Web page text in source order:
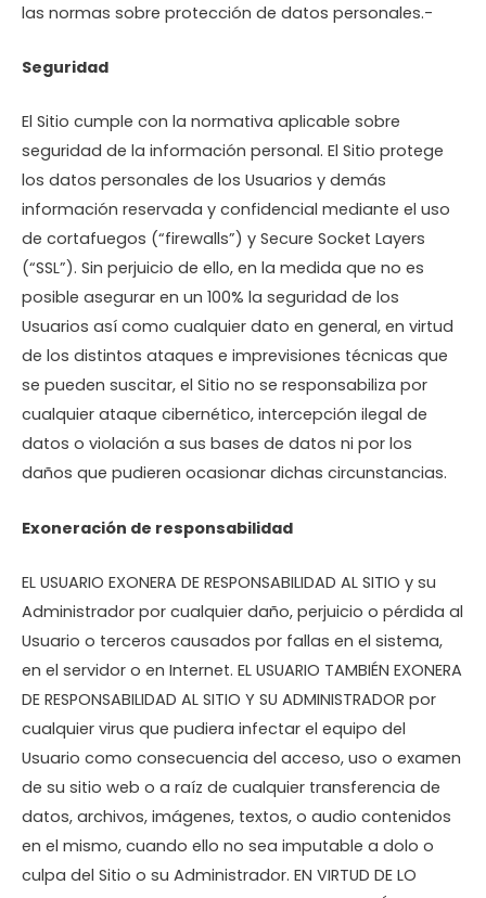
las normas sobre protección de datos personales.-
Seguridad
El Sitio cumple con la normativa aplicable sobre
seguridad de la información personal. El Sitio protege
los datos personales de los Usuarios y demás
información reservada y confidencial mediante el uso
de cortafuegos (“firewalls”) y Secure Socket Layers
(“SSL”). Sin perjuicio de ello, en la medida que no es
posible asegurar en un 100% la seguridad de los
Usuarios así como cualquier dato en general, en virtud
de los distintos ataques e imprevisiones técnicas que
se pueden suscitar, el Sitio no se responsabiliza por
cualquier ataque cibernético, intercepción ilegal de
datos o violación a sus bases de datos ni por los
daños que pudieren ocasionar dichas circunstancias.
Exoneración de responsabilidad
EL USUARIO EXONERA DE RESPONSABILIDAD AL SITIO y su
Administrador por cualquier daño, perjuicio o pérdida al
Usuario o terceros causados por fallas en el sistema,
en el servidor o en Internet. EL USUARIO TAMBIÉN EXONERA
DE RESPONSABILIDAD AL SITIO Y SU ADMINISTRADOR por
cualquier virus que pudiera infectar el equipo del
Usuario como consecuencia del acceso, uso o examen
de su sitio web o a raíz de cualquier transferencia de
datos, archivos, imágenes, textos, o audio contenidos
en el mismo, cuando ello no sea imputable a dolo o
culpa del Sitio o su Administrador. EN VIRTUD DE LO